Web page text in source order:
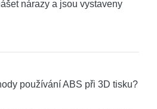
nárazy a jsou vystaveny
používání ABS při 3D tisku?